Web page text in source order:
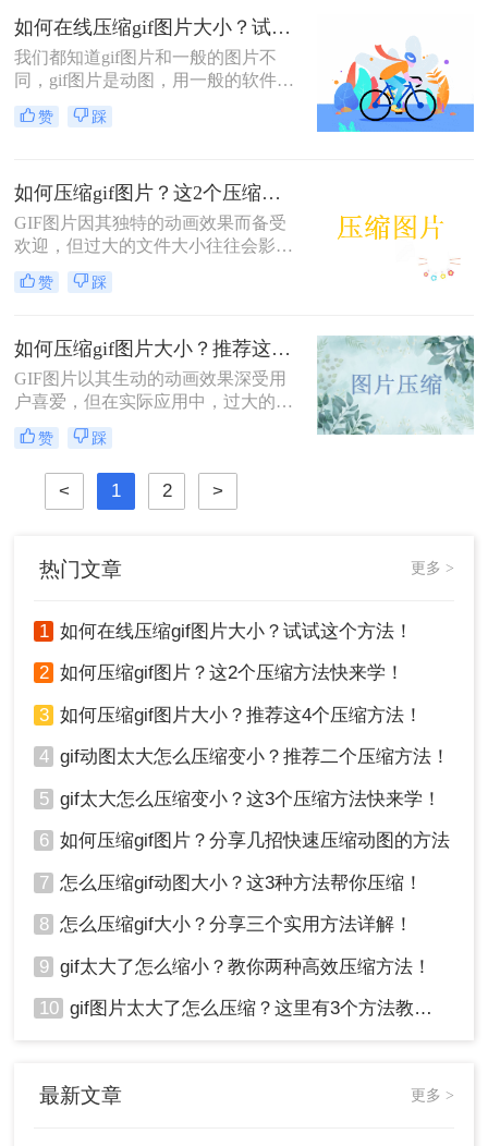
变小的方法，帮助读者轻松解决GIF
文件过大的问题。
如何在线压缩gif图片大小？试试这个方法！
我们都知道gif图片和一般的图片不
同，gif图片是动图，用一般的软件压
缩gif图片，压缩完图片就不会动了，
所以压缩gif图片还真不是件简单的事
能找到很多在线压缩工具，可以实现
在线压缩gif图片大小，下面给大家推
荐一款在线压缩gif图片大小的工具，
赞 踩
如何压缩gif图片？这2个压缩方法快来学！
GIF图片因其独特的动画效果而备受
欢迎，但过大的文件大小往往会影响
加载速度和分享体验。那么如何压缩
gif图片呢？本文将介绍两种压缩GIF
件。
赞 踩
如何压缩gif图片大小？推荐这4个压缩方法！
GIF图片以其生动的动画效果深受用
户喜爱，但在实际应用中，过大的文
件大小常常成为一大困扰。无论是为
了提高网页加载速度，还是为了适应
社交媒体平台的文件大小限制，学会
如何压缩gif图片大小显得尤为重要。
本文将介绍四种高效的方法，帮助你
的大小。
赞 踩
< 1 2 >
热门文章 更多 >
1 如何在线压缩gif图片大小？试试这个方法！
2 如何压缩gif图片？这2个压缩方法快来学！
3 如何压缩gif图片大小？推荐这4个压缩方法！
4 gif动图太大怎么压缩变小？推荐二个压缩方法！
5 gif太大怎么压缩变小？这3个压缩方法快来学！
6 如何压缩gif图片？分享几招快速压缩动图的方法
7 怎么压缩gif动图大小？这3种方法帮你压缩！
8 怎么压缩gif大小？分享三个实用方法详解！
9 gif太大了怎么缩小？教你两种高效压缩方法！
10 gif图片太大了怎么压缩？这里有3个方法教你轻松压缩！
最新文章 更多 >